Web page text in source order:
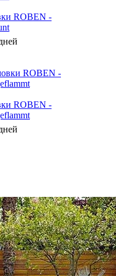
ROBEN -
ROBEN -